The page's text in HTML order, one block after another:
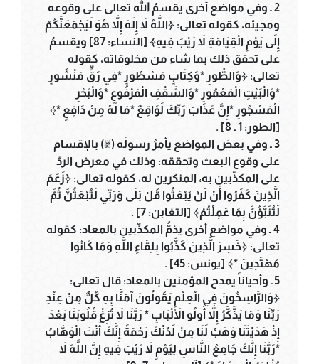
2 ـ وفي مواضع أخرى يقسمُ الله تعالى على وقوعه
ومجيئه، كقوله تعالى: ﴿اللَّهُ لاَ إِلَهَ إِلاَّ هُوَ لَيَجْمَعَنَّكُمْ
إِلَى يَوْمِ الْقِيَامَةِ لاَ رَيْبَ فِيهِ﴾ [النساء: 87] ويقسمُ
على تحقق ذلك بما شاء من مخلوقاته، كقوله
تعالى: ﴿وَالطُّورِ *وَكِتَابٍ مَسْطُورٍ *فِي رَقٍّ مَنْشُورٍ
*وَالْبَيْتِ الْمَعْمُورِ *وَالسَّقْفِ الْمَرْفُوعِ *وَالْبَحْرِ
الْمَسْجُورِ *إِنَّ عَذَابَ رَبِّكَ لَوَاقِعٌ *مَا لَهُ مِنْ دَافِعٍ *﴾
[الطور: 1 ـ 8] .
3 ـ وفي بعض المواضع يأمرُ رسولَه (ﷺ) بالإقسام
على وقوع البعث وتحققه: وذلك في معرض الردّ
على المكذّبين به، المنكرين له، كقوله تعالى: ﴿زَعَمَ
الَّذِينَ كَفَرُوا أَنْ لَنْ يُبْعَثُوا قُلْ بَلَى وَرَبِّي لَتُبْعَثُنَّ ثُمَّ
لَتُنَبَّؤُنَّ بِمَا عَمِلْتُمْ﴾ [التغابن: 7] .
4 ـ وفي مواضع أخرى يذمُّ المكذّبين بالمعاد: كقوله
تعالى: ﴿خَسِرَ الَّذِينَ كَذَّبُوا بِلِقَاءِ اللَّهِ وَمَا كَانُوا
مُهْتَدِينَ *﴾ [يونس: 45] .
5 ـ وأحياناً يمدح المؤمنين بالمعاد: قال تعالى:
﴿وَالرَّاسِخُونَ فِي الْعِلْمِ يَقُولُونَ آمَنَّا بِهِ كُلٌّ مِنْ عِنْدِ
رَبِّنَا وَمَا يَذَّكَّرُ إِلاَّ أُولُو الأَلْبَابِ * رَبَّنَا لاَ تُزِغْ قُلُوبَنَا بَعْدَ
إِذْ هَدَيْتَنَا وَهَبْ لَنَا مِنْ لَدُنْكَ رَحْمَةً إِنَّكَ أَنْتَ الْوَهَّابُ
*رَبَّنَا إِنَّكَ جَامِعُ النَّاسِ لِيَوْمٍ لاَ رَيْبَ فِيهِ إِنَّ اللَّهَ لاَ